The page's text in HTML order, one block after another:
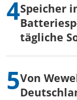
Speicher
tägliche
Von